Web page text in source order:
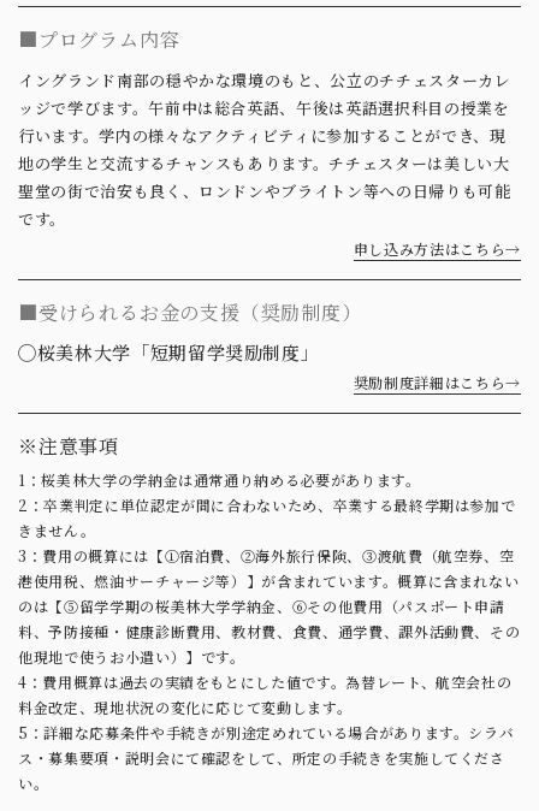
■プログラム内容
イングランド南部の穏やかな環境のもと、公立のチチェスターカレ
ッジで学びます。午前中は総合英語、午後は英語選択科目の授業を
行います。学内の様々なアクティビティに参加することができ、現
地の学生と交流するチャンスもあります。チチェスターは美しい大
聖堂の街で治安も良く、ロンドンやブライトン等への日帰りも可能
です。
申し込み方法はこちら→
■受けられるお金の支援（奨励制度）
◯桜美林大学「短期留学奨励制度」
奨励制度詳細はこちら→
※注意事項
1：桜美林大学の学納金は通常通り納める必要があります。
2：卒業判定に単位認定が間に合わないため、卒業する最終学期は参加で
きません。
3：費用の概算には【①宿泊費、②海外旅行保険、③渡航費（航空券、空
港使用税、燃油サーチャージ等）】が含まれています。概算に含まれない
のは【⑤留学学期の桜美林大学学納金、⑥その他費用（パスポート申請
料、予防接種・健康診断費用、教材費、食費、通学費、課外活動費、その
他現地で使うお小遣い）】です。
4：費用概算は過去の実績をもとにした値です。為替レート、航空会社の
料金改定、現地状況の変化に応じて変動します。
5：詳細な応募条件や手続きが別途定めれている場合があります。シラバ
ス・募集要項・説明会にて確認をして、所定の手続きを実施してくださ
い。